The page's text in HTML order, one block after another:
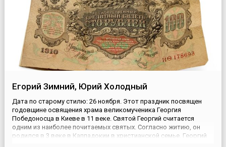
Егорий Зимний, Юрий Холодный
Дата по старому стилю: 26 ноября. Этот праздник посвящен
годовщине освящения храма великомученика Георгия
Победоносца в Киеве в 11 веке. Святой Георгий считается
одним из наиболее почитаемых святых. Согласно житию, он
родился в 3 веке в Каппадокии в христианской семье. Георгий